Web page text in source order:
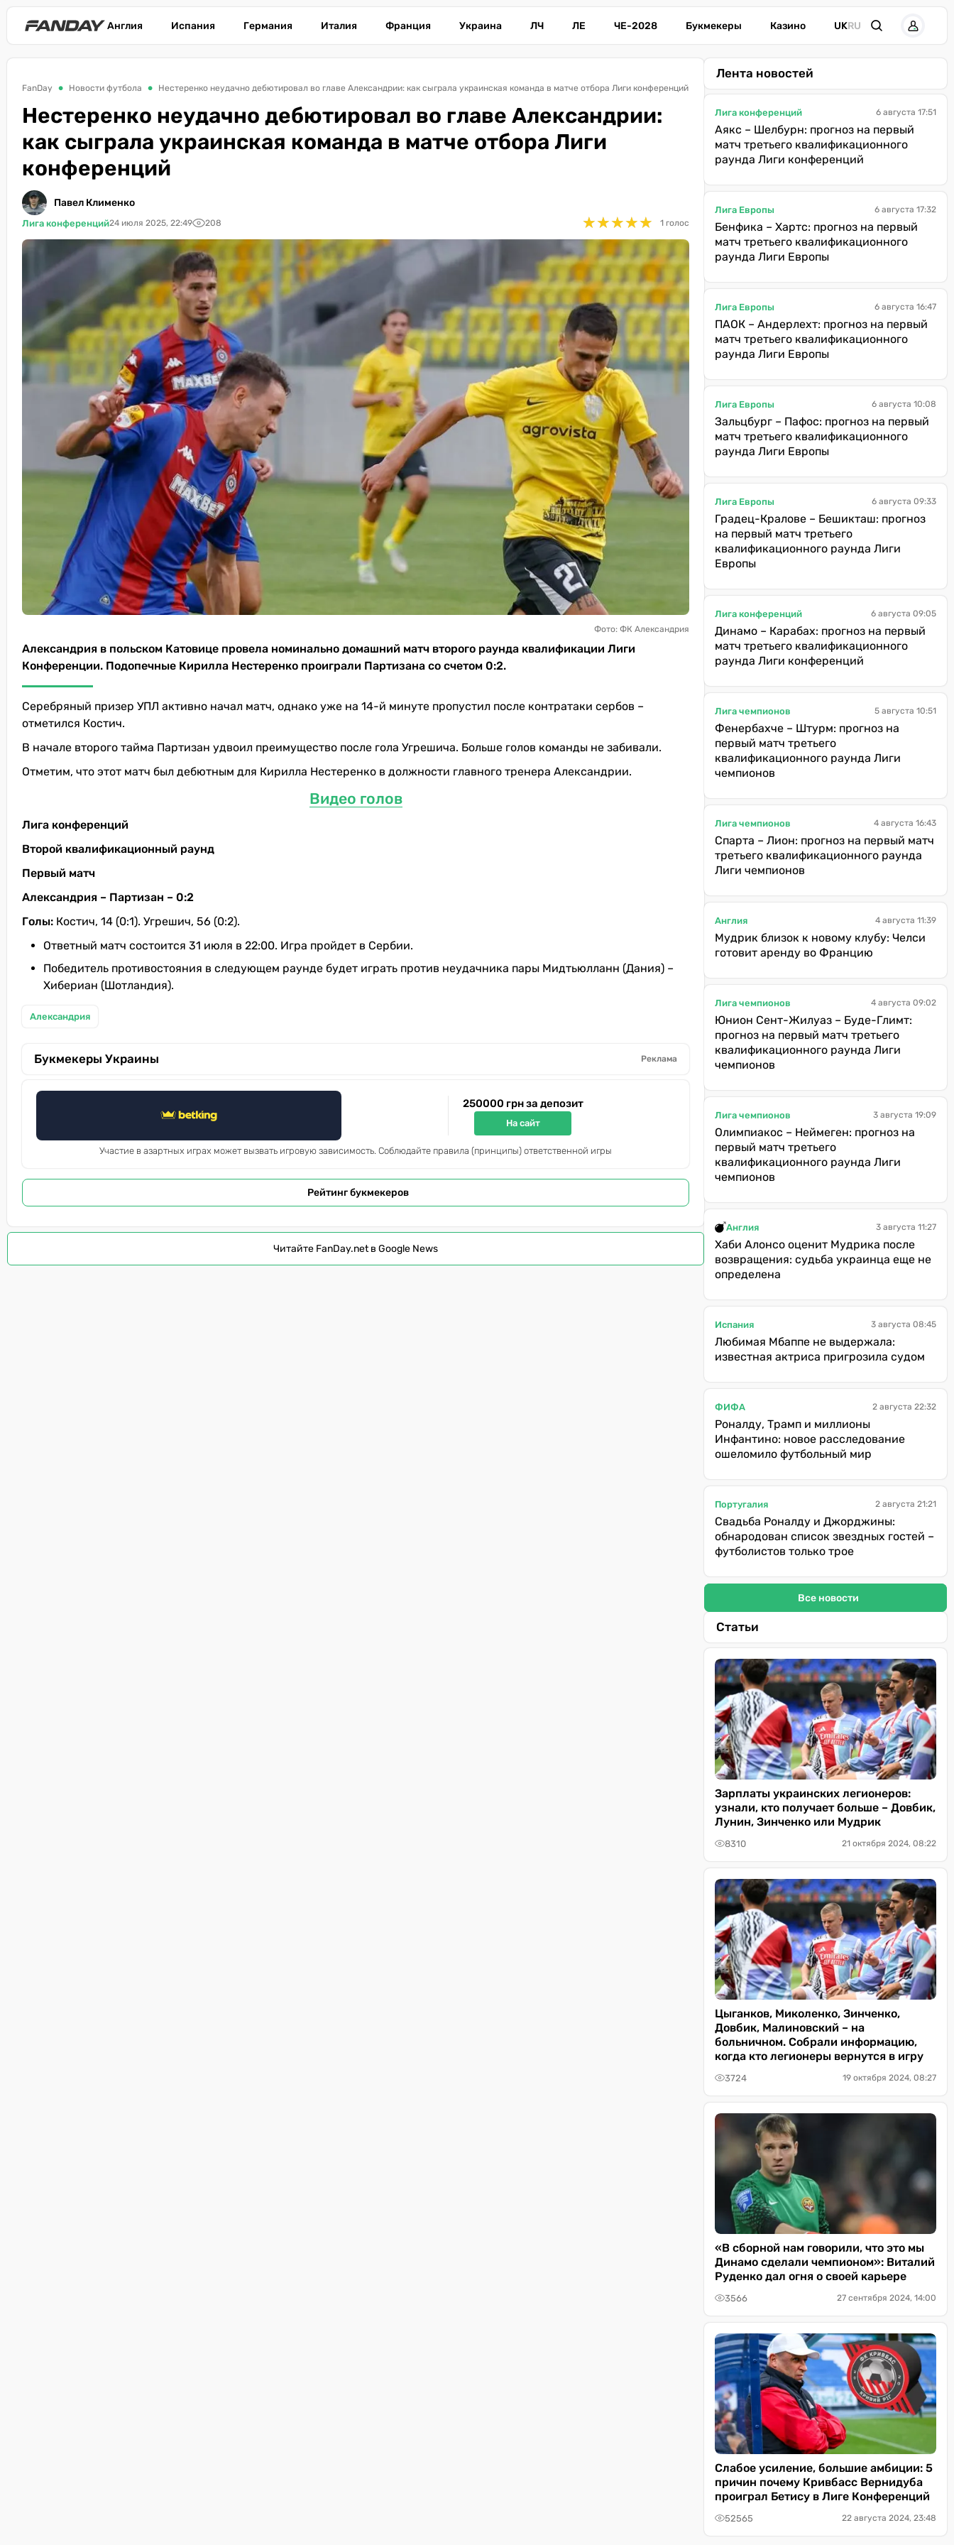
Англия Испания Германия Италия Франция Украина ЛЧ ЛЕ ЧЕ-2028 Букмекеры Казино UKRU
FanDay Новости футбола Нестеренко неудачно дебютировал во главе Александрии: как сыграла украинская команда в матче отбора Лиги конференций
Нестеренко неудачно дебютировал во главе Александрии:
как сыграла украинская команда в матче отбора Лиги
конференций
Павел Клименко
Лига конференций24 июля 2025, 22:49 208 ★★★★★
★★★★★ 1 голос
Фото: ФК Александрия
Александрия в польском Катовице провела номинально домашний матч второго раунда квалификации Лиги
Конференции. Подопечные Кирилла Нестеренко проиграли Партизана со счетом 0:2.
Серебряный призер УПЛ активно начал матч, однако уже на 14-й минуте пропустил после контратаки сербов –
отметился Костич.
В начале второго тайма Партизан удвоил преимущество после гола Угрешича. Больше голов команды не забивали.
Отметим, что этот матч был дебютным для Кирилла Нестеренко в должности главного тренера Александрии.
Видео голов
Лига конференций
Второй квалификационный раунд
Первый матч
Александрия – Партизан – 0:2
Голы: Костич, 14 (0:1). Угрешич, 56 (0:2).
Ответный матч состоится 31 июля в 22:00. Игра пройдет в Сербии.
Победитель противостояния в следующем раунде будет играть против неудачника пары Мидтьюлланн (Дания) –
Хибериан (Шотландия).
Александрия
Букмекеры Украины Реклама
250000 грн за депозит
На сайт
Участие в азартных играх может вызвать игровую зависимость. Соблюдайте правила (принципы) ответственной игры
Рейтинг букмекеров
Читайте FanDay.net в Google News
Лента новостей
Лига конференций 6 августа 17:51
Аякс – Шелбурн: прогноз на первый
матч третьего квалификационного
раунда Лиги конференций
Лига Европы 6 августа 17:32
Бенфика – Хартс: прогноз на первый
матч третьего квалификационного
раунда Лиги Европы
Лига Европы 6 августа 16:47
ПАОК – Андерлехт: прогноз на первый
матч третьего квалификационного
раунда Лиги Европы
Лига Европы 6 августа 10:08
Зальцбург – Пафос: прогноз на первый
матч третьего квалификационного
раунда Лиги Европы
Лига Европы 6 августа 09:33
Градец-Кралове – Бешикташ: прогноз
на первый матч третьего
квалификационного раунда Лиги
Европы
Лига конференций 6 августа 09:05
Динамо – Карабах: прогноз на первый
матч третьего квалификационного
раунда Лиги конференций
Лига чемпионов 5 августа 10:51
Фенербахче – Штурм: прогноз на
первый матч третьего
квалификационного раунда Лиги
чемпионов
Лига чемпионов 4 августа 16:43
Спарта – Лион: прогноз на первый матч
третьего квалификационного раунда
Лиги чемпионов
Англия 4 августа 11:39
Мудрик близок к новому клубу: Челси
готовит аренду во Францию
Лига чемпионов 4 августа 09:02
Юнион Сент-Жилуаз – Буде-Глимт:
прогноз на первый матч третьего
квалификационного раунда Лиги
чемпионов
Лига чемпионов 3 августа 19:09
Олимпиакос – Неймеген: прогноз на
первый матч третьего
квалификационного раунда Лиги
чемпионов
Англия 3 августа 11:27
Хаби Алонсо оценит Мудрика после
возвращения: судьба украинца еще не
определена
Испания 3 августа 08:45
Любимая Мбаппе не выдержала:
известная актриса пригрозила судом
ФИФА 2 августа 22:32
Роналду, Трамп и миллионы
Инфантино: новое расследование
ошеломило футбольный мир
Португалия 2 августа 21:21
Свадьба Роналду и Джорджины:
обнародован список звездных гостей –
футболистов только трое
Все новости
Статьи
Зарплаты украинских легионеров:
узнали, кто получает больше – Довбик,
Лунин, Зинченко или Мудрик
8310 21 октября 2024, 08:22
Цыганков, Миколенко, Зинченко,
Довбик, Малиновский – на
больничном. Собрали информацию,
когда кто легионеры вернутся в игру
3724 19 октября 2024, 08:27
«В сборной нам говорили, что это мы
Динамо сделали чемпионом»: Виталий
Руденко дал огня о своей карьере
3566 27 сентября 2024, 14:00
Слабое усиление, большие амбиции: 5
причин почему Кривбасс Вернидуба
проиграл Бетису в Лиге Конференций
52565 22 августа 2024, 23:48